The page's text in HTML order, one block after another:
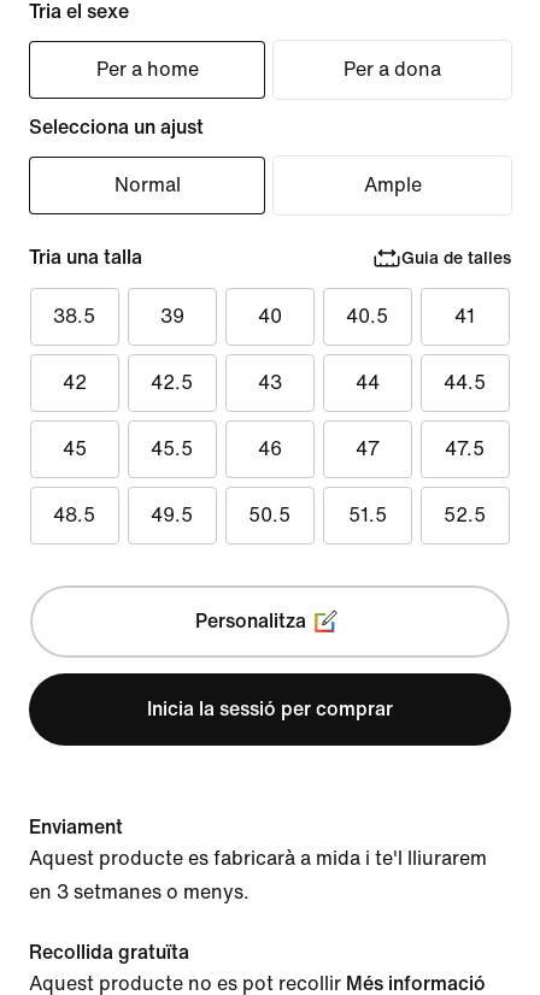
Tria el sexe
Per a home Per a dona
Selecciona un ajust
Normal Ample
Tria una talla Guia de talles
38.5 39 40 40.5 41
42 42.5 43 44 44.5
45 45.5 46 47 47.5
48.5 49.5 50.5 51.5 52.5
Personalitza
Inicia la sessió per comprar
Enviament
Aquest producte es fabricarà a mida i te'l lliurarem
en 3 setmanes o menys.
Recollida gratuïta
Aquest producte no es pot recollir Més informació